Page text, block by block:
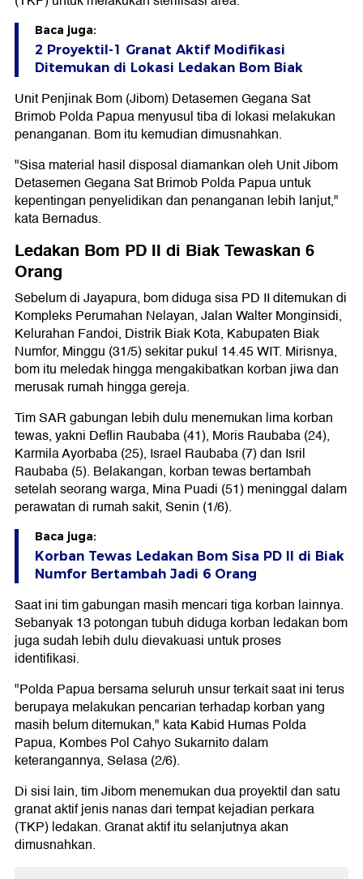
Baca juga:
2 Proyektil-1 Granat Aktif Modifikasi
Ditemukan di Lokasi Ledakan Bom Biak
Unit Penjinak Bom (Jibom) Detasemen Gegana Sat
Brimob Polda Papua menyusul tiba di lokasi melakukan
penanganan. Bom itu kemudian dimusnahkan.
"Sisa material hasil disposal diamankan oleh Unit Jibom
Detasemen Gegana Sat Brimob Polda Papua untuk
kepentingan penyelidikan dan penanganan lebih lanjut,"
kata Bernadus.
Ledakan Bom PD II di Biak Tewaskan 6
Orang
Sebelum di Jayapura, bom diduga sisa PD II ditemukan di
Kompleks Perumahan Nelayan, Jalan Walter Monginsidi,
Kelurahan Fandoi, Distrik Biak Kota, Kabupaten Biak
Numfor, Minggu (31/5) sekitar pukul 14.45 WIT. Mirisnya,
bom itu meledak hingga mengakibatkan korban jiwa dan
merusak rumah hingga gereja.
Tim SAR gabungan lebih dulu menemukan lima korban
tewas, yakni Deflin Raubaba (41), Moris Raubaba (24),
Karmila Ayorbaba (25), Israel Raubaba (7) dan Isril
Raubaba (5). Belakangan, korban tewas bertambah
setelah seorang warga, Mina Puadi (51) meninggal dalam
perawatan di rumah sakit, Senin (1/6).
Baca juga:
Korban Tewas Ledakan Bom Sisa PD II di Biak
Numfor Bertambah Jadi 6 Orang
Saat ini tim gabungan masih mencari tiga korban lainnya.
Sebanyak 13 potongan tubuh diduga korban ledakan bom
juga sudah lebih dulu dievakuasi untuk proses
identifikasi.
"Polda Papua bersama seluruh unsur terkait saat ini terus
berupaya melakukan pencarian terhadap korban yang
masih belum ditemukan," kata Kabid Humas Polda
Papua, Kombes Pol Cahyo Sukarnito dalam
keterangannya, Selasa (2/6).
Di sisi lain, tim Jibom menemukan dua proyektil dan satu
granat aktif jenis nanas dari tempat kejadian perkara
(TKP) ledakan. Granat aktif itu selanjutnya akan
dimusnahkan.